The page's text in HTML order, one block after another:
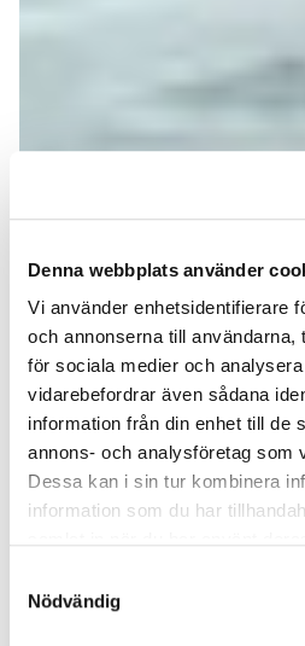
Denna webbplats använder
Vi använder enhetsidentifierare
och annonserna till användarna,
för sociala medier och
vidarebefordrar även sådana
information från din enhet till de
annons- och analysföretag som
Dessa kan i sin tur kombinera
information som du har
Nödvändig